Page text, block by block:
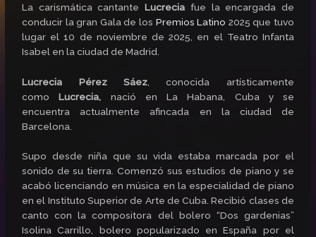
La carismática cantanteLucrecia fue la encargada de
conducir la gran Gala de los Premios Latino 2025 que tuvo
lugar el 10 de noviembre de 2025, en el Teatro Infanta
Isabel en la ciudad de Madrid.
Lucrecia Pérez Sáez , conocida artísticamente
comoLucrecia, nació en
La Habana, Cuba y se
encuentra actualmente afincada en la ciudad de
Barcelona.
Supo desde niña que su vida estaba marcada por el
sonido de su tierra. Comenzó sus estudios de piano y se
acabó licenciando en música en la especialidad de piano
en el Instituto Superior de Arte de Cuba. Recibió clases de
canto con la compositora del bolero “Dos gardenias”
Isolina Carrillo, bolero popularizado en España por el